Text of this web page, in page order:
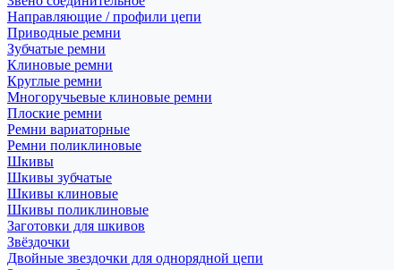
Направляющие / профили цепи
Приводные ремни
Зубчатые ремни
Клиновые ремни
Круглые ремни
Многоручьевые клиновые ремни
Плоские ремни
Ремни вариаторные
Ремни поликлиновые
Шкивы
Шкивы зубчатые
Шкивы клиновые
Шкивы поликлиновые
Заготовки для шкивов
Звёздочки
Двойные звездочки для однорядной цепи